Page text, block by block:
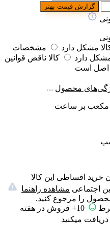
گزارش قیمت بهتر
مشکل دارد
مشخصات
دارد
کالا ناقض قوانین
اصل است
محصول
خرید اقساطی این کالا
اجتماعی مشاهده راهنما
را مرجوع کنید.
10+ فروش در هفته
میکنید